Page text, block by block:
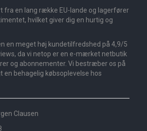
fra en lang række EU-lande og lagerfører
hvilket giver dig en hurtig og
en meget høj kundetilfredshed på 4,9/5
da vi netop er en e-mærket netbutik
og abonnementer. Vi bestræber os på
en behagelig købsoplevelse hos
Clausen